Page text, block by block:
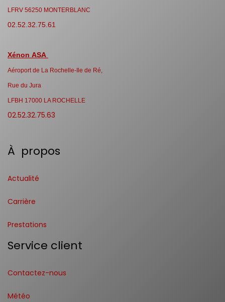
LFRV 56250 MONTERBLANC
02.52.32.75.61
Xénon ASA
Aéroport de La Rochelle-Ile de Ré,
Rue du Jura
LFBH 17000 LA ROCHELLE
02.52.32.75.63
À propos
Actualité
Carrière
Prestations
Service client
Contactez-nous
Météo